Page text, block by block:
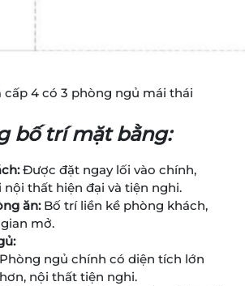
cấp 4 có 3 phòng ngủ mái thái
bố trí mặt bằng:
Được đặt ngay lối vào chính,
nội thất hiện đại và tiện nghi.
ăn:Bố trí liền kề phòng khách,
mở.
Phòng ngủ chính có diện tích lớn
hơn, nội thất tiện nghi.